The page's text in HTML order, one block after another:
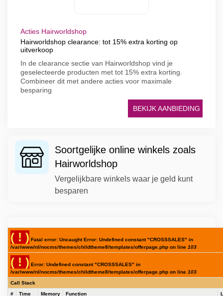
Acties Hairworldshop
Hairworldshop clearance: tot 15% extra korting op
uitverkoop
In de clearance sectie van Hairworldshop vind je
geselecteerde producten met tot 15% extra korting.
Combineer dit met andere acties voor maximale
besparing
BEKIJK AANBIEDING
Soortgelijke online winkels zoals
Hairworldshop
Vergelijkbare winkels waar je geld kunt
besparen
( ! ) Fatal error: Uncaught Error: Undefined constant "CROSSSALES" in
/var/www/nl/nocms/themes/childtheme8/templates/offerpage.php on line 103
( ! ) Error: Undefined constant "CROSSSALES" in
/var/www/nl/nocms/themes/childtheme8/templates/offerpage.php on line 103
Call Stack
#
Time Memory Function